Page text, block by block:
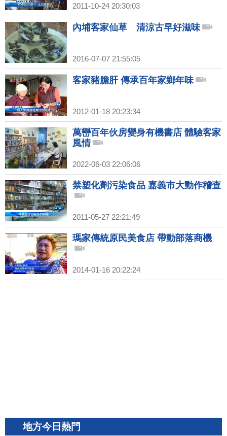
2011-10-24 20:30:03
內埔客家仙草 清涼古早好滋味
2016-07-07 21:55:05
客家豬膽肝 傳承百年家鄉年味
2012-01-18 20:23:34
萬巒百年伙房變身有機書店 體驗客家
風情
2022-06-03 22:06:06
禁塑化劑污染食品 嘉義市大動作稽查
2011-05-27 22:21:49
瑪家傳統原民美食店 帶動部落商機
2014-01-16 20:22:24
地方今日熱門